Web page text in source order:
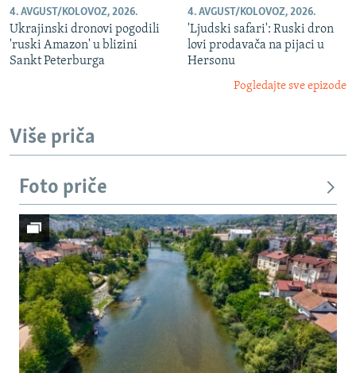
4. AVGUST/KOLOVOZ, 2026.
Ukrajinski dronovi pogodili
'ruski Amazon' u blizini
Sankt Peterburga
4. AVGUST/KOLOVOZ, 2026.
'Ljudski safari': Ruski dron
lovi prodavača na pijaci u
Hersonu
Pogledajte sve epizode
Više priča
Foto priče